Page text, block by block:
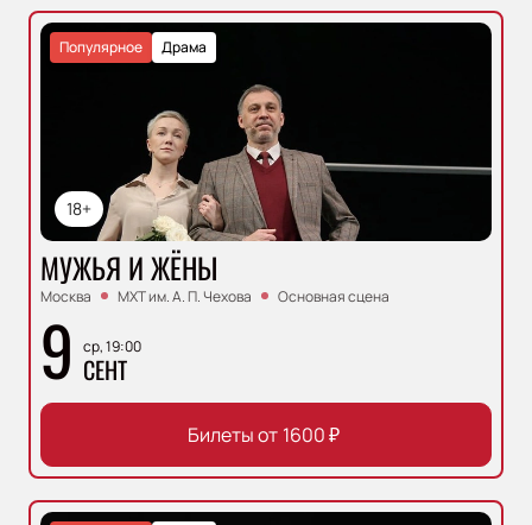
18+
Драма
Популярное
МУЖЬЯ И ЖЁНЫ
Москва МХТ им. А. П. Чехова Основная сцена
9 ср, 19:00
СЕНТ
Билеты от 1600₽